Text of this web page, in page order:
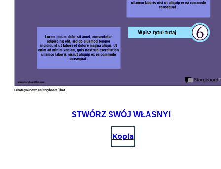
STWÓRZ SWÓJ WŁASNY!
Kopia